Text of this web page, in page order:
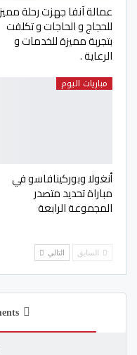
عمالة آنفا جهزت رحلة
للحجاج و الحاجات و تكلفت
بتجربة مميزة للخدمات و
الرعاية .
مباريات اليوم
أنغولا وبوركينافاسو في
مباراة تحديد متصدر
المجموعة الرابعة
السابق التالي